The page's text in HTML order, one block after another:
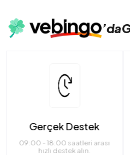
’da
Gerçek Destek
09:00 - 18:00 saatleri arası
hızlı destek alın.